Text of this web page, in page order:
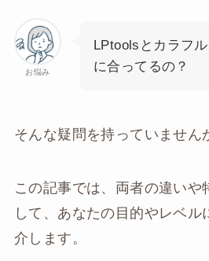
お悩み
LPtoolsとカラフ
に合ってるの？
そんな疑問を持っていません
この記事では、両者の違いや
して、あなたの目的やレベル
介します。